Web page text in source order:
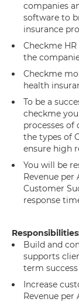
companies
software to
insurance
Checkme
the
Checkme
health
To be a
checkme
processes
the types of
ensure high
You will be
Revenue
Customer
response
Build and
supports
term success
Increase
Revenue